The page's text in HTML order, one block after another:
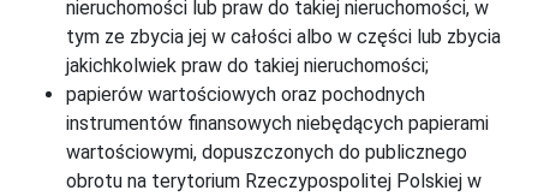
nieruchomości lub praw do takiej nieruchomości, w
tym ze zbycia jej w całości albo w części lub zbycia
jakichkolwiek praw do takiej nieruchomości;
papierów wartościowych oraz pochodnych
instrumentów finansowych niebędących papierami
wartościowymi, dopuszczonych do publicznego
obrotu na terytorium Rzeczypospolitej Polskiej w